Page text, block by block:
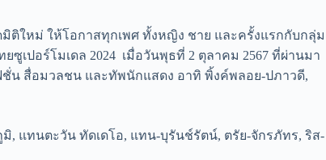
มิติใหม่ ให้โอกาสทุกเพศ ทั้งหญิง ชาย และครั้งแรกกับกลุ่ม
ซูเปอร์โมเดล 2024 เมื่อวันพุธที่ 2 ตุลาคม 2567 ที่ผ่านมา
น สื่อมวลชน และทัพนักแสดง อาทิ พิ้งค์พลอย-ปภาวดี,
แทนตะวัน ทัดเดโอ, แทน-บุรันช์รัตน์, ตรัย-จักรภัทร, ริส-